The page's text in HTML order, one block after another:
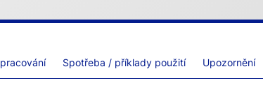
Spotřeba / příklady použití Upozornění